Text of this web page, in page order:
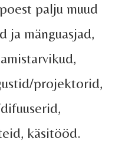
palju muud
ja mänguasjad,
projektorid,
käsitööd.